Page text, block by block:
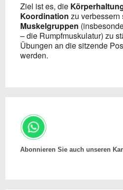
Ziel ist es, die
Koordination zu
Muskelgruppen
– die Rumpfmuskulatur) zu
Übungen an die sitzende
werden.
Abonnieren Sie auch unseren